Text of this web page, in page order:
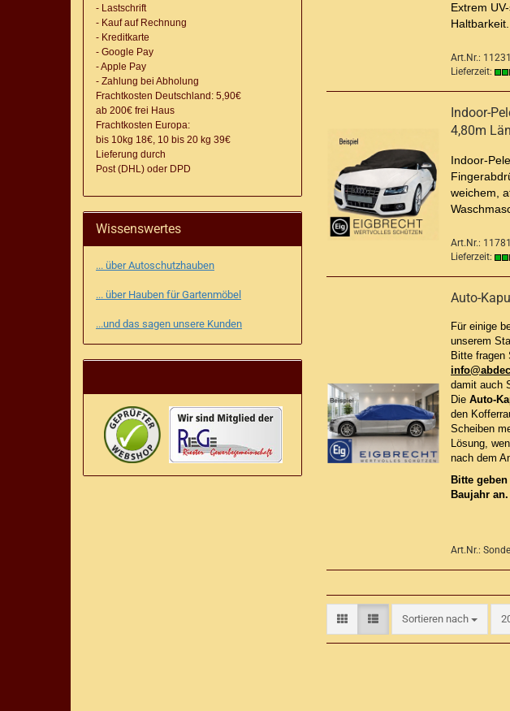
Extrem
Haltbarkeit.
Art.Nr.:
Lieferzeit:
Indoor-
4,80m
Indoor-
weichem,
Art.Nr.:
Lieferzeit:
Auto-
Für einige
unserem
Bitte fragen
damit auch
Die Auto-
den
Scheiben
Lösung,
nach dem
Bitte
Baujahr an.
Art.Nr.:
Sortieren nach
Sortieren nach
- Lastschrift
- Kauf auf Rechnung
- Kreditkarte
- Google Pay
- Apple Pay
- Zahlung bei Abholung
Frachtkosten Deutschland: 5,90€
ab 200€ frei Haus
Frachtkosten Europa:
bis 10kg 18€, 10 bis 20 kg 39€
Lieferung durch
Post (DHL) oder DPD
Wissenswertes
... über Autoschutzhauben
... über Hauben für Gartenmöbel
...und das sagen unsere Kunden